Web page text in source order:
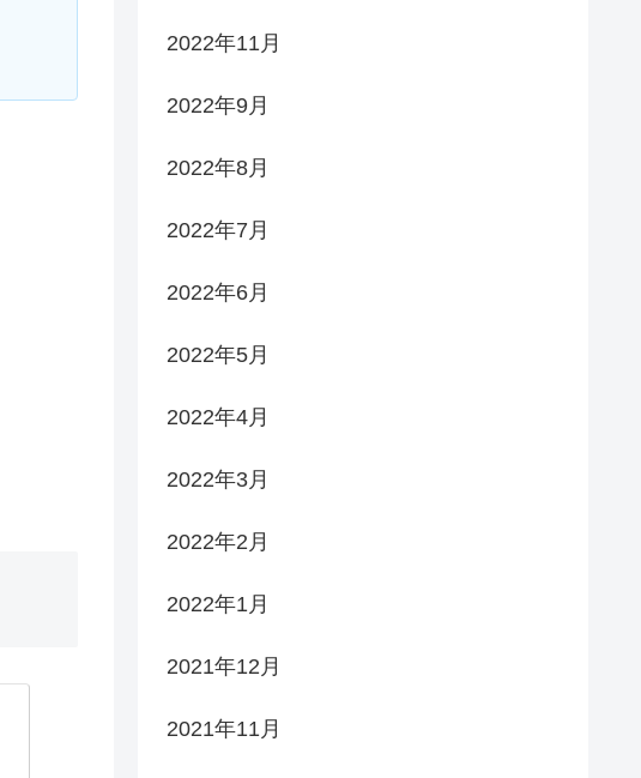
2022年11月
2022年9月
2022年8月
2022年7月
2022年6月
2022年5月
2022年4月
2022年3月
2022年2月
2022年1月
2021年12月
2021年11月